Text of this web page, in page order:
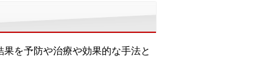
を予防や治療や効果的な手法と